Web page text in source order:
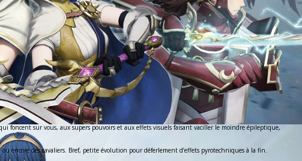
foncent sur vous, aux supers pouvoirs et aux effets visuels faisant vaciller le moindre épileptique,
encore des cavaliers. Bref, petite évolution pour déferlement d’effets pyrotechniques à la fin.